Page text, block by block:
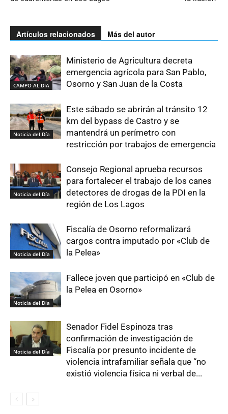
Artículos relacionados Más del autor
CAMPO AL DIA
Ministerio de Agricultura decreta
emergencia agrícola para San Pablo,
Osorno y San Juan de la Costa
Noticia del Día
Este sábado se abrirán al tránsito 12
km del bypass de Castro y se
mantendrá un perímetro con
restricción por trabajos de emergencia
Noticia del Día
Consejo Regional aprueba recursos
para fortalecer el trabajo de los canes
detectores de drogas de la PDI en la
región de Los Lagos
Noticia del Día
Fiscalía de Osorno reformalizará
cargos contra imputado por «Club de
la Pelea»
Noticia del Día
Fallece joven que participó en «Club de
la Pelea en Osorno»
Noticia del Día
Senador Fidel Espinoza tras
confirmación de investigación de
Fiscalía por presunto incidente de
violencia intrafamiliar señala que “no
existió violencia física ni verbal de...